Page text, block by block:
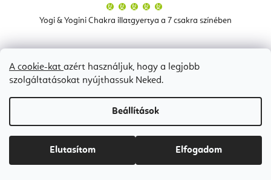
A cookie-kat azért használjuk, hogy a legjobb
szolgáltatásokat nyújthassuk Neked.
Beállítások
Elutasítom Elfogadom
Yogi & Yogini Chakra illatgyertya a 7 csakra színében
átlagos
értékelése
5,0
5-7 napon belül szállítunk
Ft4 400